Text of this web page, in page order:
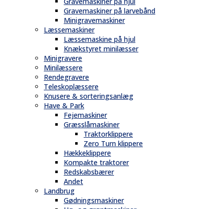
Gravemaskiner på larvebånd
Minigravemaskiner
Læssemaskiner
Læssemaskine på hjul
Knækstyret minilæsser
Minigravere
Minilæssere
Rendegravere
Teleskoplæssere
Knusere & sorteringsanlæg
Have & Park
Fejemaskiner
Græsslåmaskiner
Traktorklippere
Zero Turn klippere
Hækkeklippere
Kompakte traktorer
Redskabsbærer
Andet
Landbrug
Gødningsmaskiner